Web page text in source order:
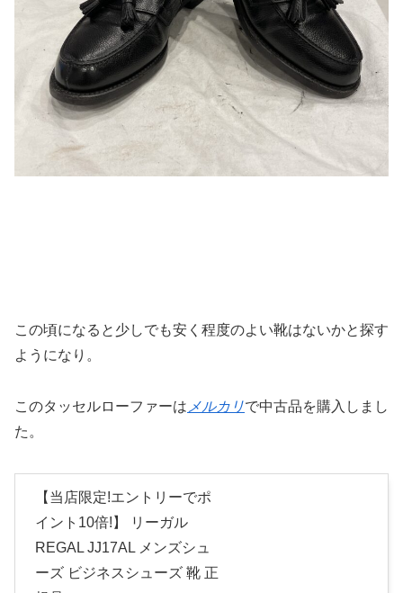
この頃になると少しでも安く程度のよい靴はないかと探す
ようになり。
このタッセルローファーは メルカリで中古品を購入しまし
た。
【当店限定!エントリーでポ
イント10倍!】 リーガル
REGAL JJ17AL メンズシュ
ーズ ビジネスシューズ 靴 正